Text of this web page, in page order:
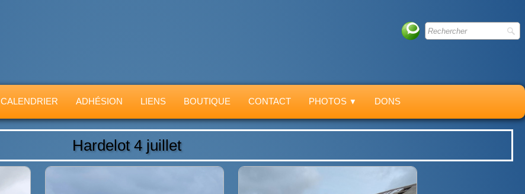
CALENDRIER ADHÉSION LIENS BOUTIQUE CONTACT PHOTOS ▼ DONS
Hardelot 4 juillet